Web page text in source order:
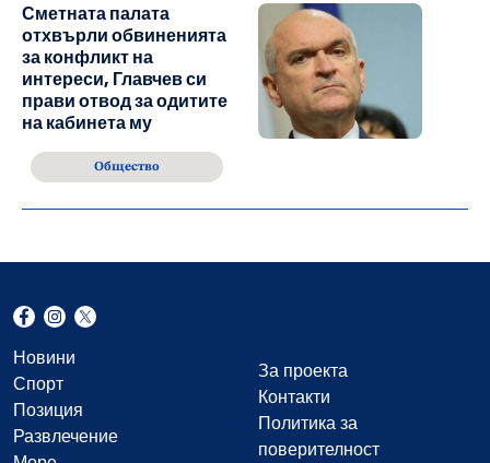
Сметната палата
отхвърли обвиненията
за конфликт на
интереси, Главчев си
прави отвод за одитите
на кабинета му
Общество
Новини
Спорт
Позиция
Развлечение
За проекта
Контакти
Политика за
поверителност